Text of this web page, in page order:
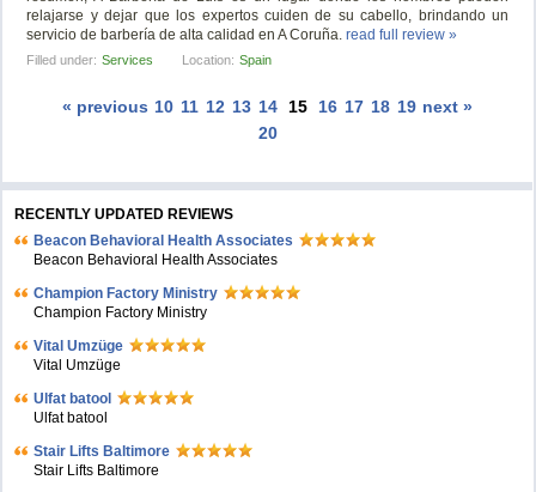
relajarse y dejar que los expertos cuiden de su cabello, brindando un
servicio de barbería de alta calidad en A Coruña.read full review »
Filled under: Services Location: Spain
« previous next »
10 11 12 13 14 15 16 17 18 19
20
RECENTLY UPDATED REVIEWS
Beacon Behavioral Health Associates
Beacon Behavioral Health Associates
Champion Factory Ministry
Champion Factory Ministry
Vital Umzüge
Vital Umzüge
Ulfat batool
Ulfat batool
Stair Lifts Baltimore
Stair Lifts Baltimore